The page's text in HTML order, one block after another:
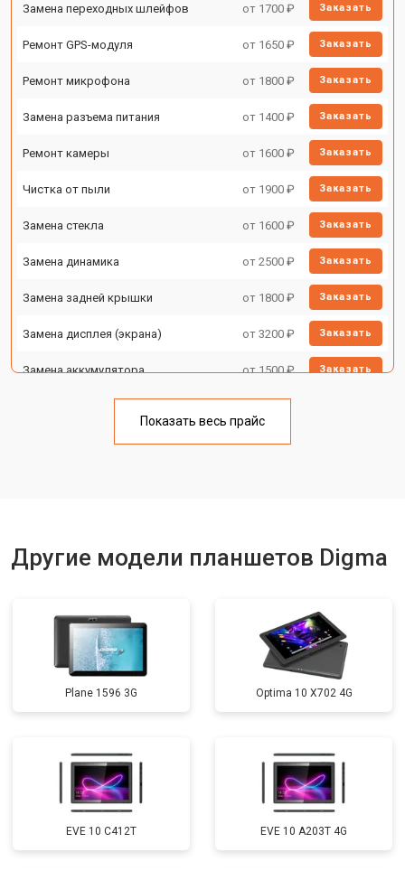
Замена переходных шлейфов от 1700 ₽ Заказать
Ремонт GPS-модуля от 1650 ₽ Заказать
Ремонт микрофона от 1800 ₽ Заказать
Замена разъема питания от 1400 ₽ Заказать
Ремонт камеры от 1600 ₽ Заказать
Чистка от пыли от 1900 ₽ Заказать
Замена стекла от 1600 ₽ Заказать
Замена динамика от 2500 ₽ Заказать
Замена задней крышки от 1800 ₽ Заказать
Замена дисплея (экрана) от 3200 ₽ Заказать
Замена аккумулятора от 1500 ₽ Заказать
Замена материнской платы от 3200 ₽
Показать весь прайс
Другие модели планшетов Digma
Plane 1596 3G Optima 10 X702 4G
EVE 10 C412T EVE 10 A203T 4G